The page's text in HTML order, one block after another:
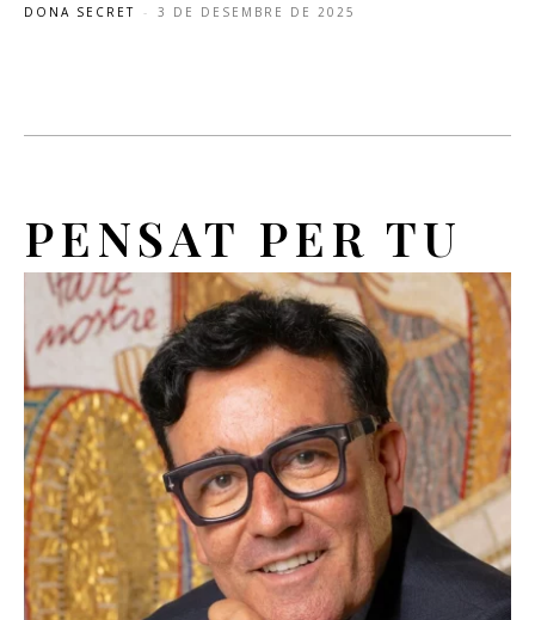
DONA SECRET - 3 DE DESEMBRE DE 2025
PENSAT PER TU